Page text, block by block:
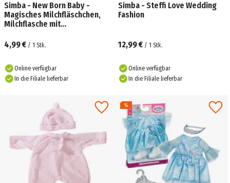
Simba - New Born Baby -
Magisches Milchfläschchen,
Milchflasche mit
4,99 € / 1 Stk.
Online verfügbar
In die Filiale lieferbar
Simba - Steffi Love Wedding
Fashion
12,99 € / 1 Stk.
Online verfügbar
In die Filiale lieferbar